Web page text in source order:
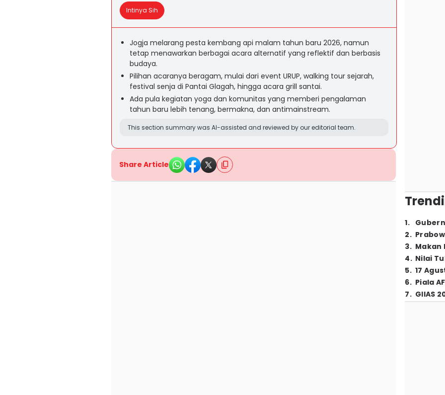
Intinya Sih
Jogja melarang pesta kembang api malam tahun baru 2026, namun
tetap menawarkan berbagai acara alternatif yang reflektif dan berbasis
budaya.
Pilihan acaranya beragam, mulai dari event URUP, walking tour sejarah,
festival senja di Pantai Glagah, hingga acara grill santai.
Ada pula kegiatan yoga dan komunitas yang memberi pengalaman
tahun baru lebih tenang, bermakna, dan antimainstream.
This section summary was AI-assisted and reviewed by our editorial team.
Share Article
1.
2.
3. Makan
4. Nilai
5. 17
6. Piala
7. GIIAS